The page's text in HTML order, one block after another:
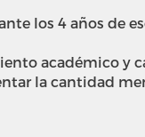
los 4 años de
académico y
la cantidad